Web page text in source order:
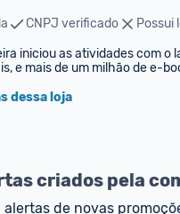
CNPJ verificado
Possui
iniciou as atividades com
e mais de um milhão de e-
dessa loja
criados pela
alertas de novas